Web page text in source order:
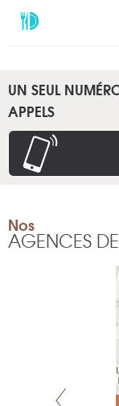
UN SEUL
APPELS
Nos
AGENCES